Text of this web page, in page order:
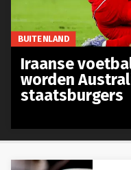
BUITENLAND
Iraanse
worden
staatsburgers